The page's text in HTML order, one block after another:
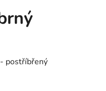
postříbřený